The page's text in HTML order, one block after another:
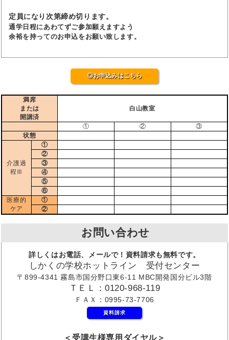
定員になり次第締め切ります。
通学日程にあわてずご参加願えますよう
余裕を持ってのお申込をお願い致します。
◎お申込みはこちら
満席
または
開講済
白山教室
① ②
③
状態
介護過
程Ⅲ
①
②
③
④
⑤
⑥
医療的
ケア
①
②
お問い合わせ
詳しくはお電話、メールで！資料請求も無料です。
しかくの学校ホットライン 受付センター
〒899-4341 霧島市国分野口東6-11 MBC開発国分ビル3階
ＴＥＬ：0120-968-119
ＦＡＸ：0995-73-7706
資料請求
＜受講生様専用ダイヤル＞